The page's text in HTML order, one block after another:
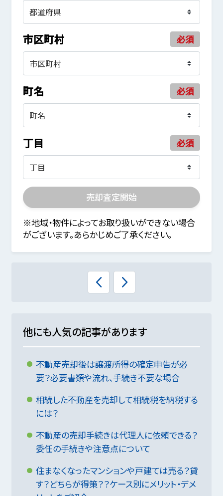
市区町村 必須
町名 必須
丁目 必須
売却査定開始
※地域・物件によってお取り扱いができない場合
がございます。あらかじめご了承ください。
他にも人気の記事があります
不動産売却後は譲渡所得の確定申告が必
要？必要書類や流れ、手続き不要な場合
相続した不動産を売却して相続税を納税する
には？
不動産の売却手続きは代理人に依頼できる？
委任の手続きや注意点について
住まなくなったマンションや戸建ては売る？貸
す？どちらが得策？？ケース別にメリット・デメ